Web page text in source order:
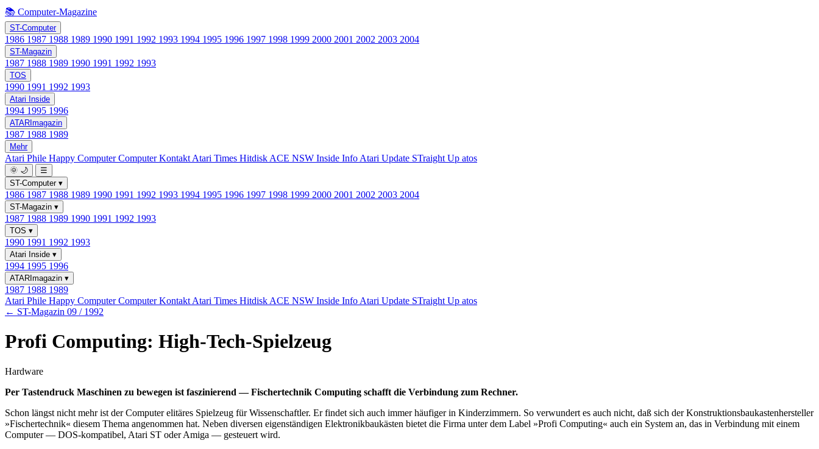
📚 Computer-Magazine
ST-Computer
1986 1987 1988 1989 1990 1991 1992 1993 1994 1995 1996 1997 1998 1999 2000 2001 2002 2003 2004
ST-Magazin
1987 1988 1989 1990 1991 1992 1993
TOS
1990 1991 1992 1993
Atari Inside
1994 1995 1996
ATARImagazin
1987 1988 1989
Mehr
Atari Phile Happy ComputerComputer Kontakt Atari Times Hitdisk ACE NSW Inside Info Atari Update STraight Up atos
🌞 🌙
☰
ST-Computer ▾
1986 1987 1988 1989 1990 1991 1992 1993 1994 1995 1996 1997 1998 1999 2000 2001 2002 2003 2004
ST-Magazin ▾
1987 1988 1989 1990 1991 1992 1993
TOS ▾
1990 1991 1992 1993
Atari Inside ▾
1994 1995 1996
ATARImagazin ▾
1987 1988 1989
Atari Phile Happy ComputerComputer Kontakt Atari Times Hitdisk ACE NSW Inside Info Atari Update STraight Up atos
← ST-Magazin 09 / 1992
Profi Computing: High-Tech-Spielzeug
Hardware
Per Tastendruck Maschinen zu bewegen ist faszinierend — Fischertechnik Computing schafft die Verbindung zum Rechner.
Schon längst nicht mehr ist der Computer elitäres Spielzeug für Wissenschaftler. Er findet sich auch immer häufiger in Kinderzimmern. So verwundert es auch nicht, daß sich der Konstruktionsbaukastenhersteller
»Fischertechnik« diesem Thema angenommen hat. Neben diversen eigenständigen Elektronikbaukästen bietet die Firma unter dem Label »Profi Computing« auch ein System an, das in Verbindung mit einem
Computer — DOS-kompatibel, Atari ST oder Amiga — gesteuert wird.